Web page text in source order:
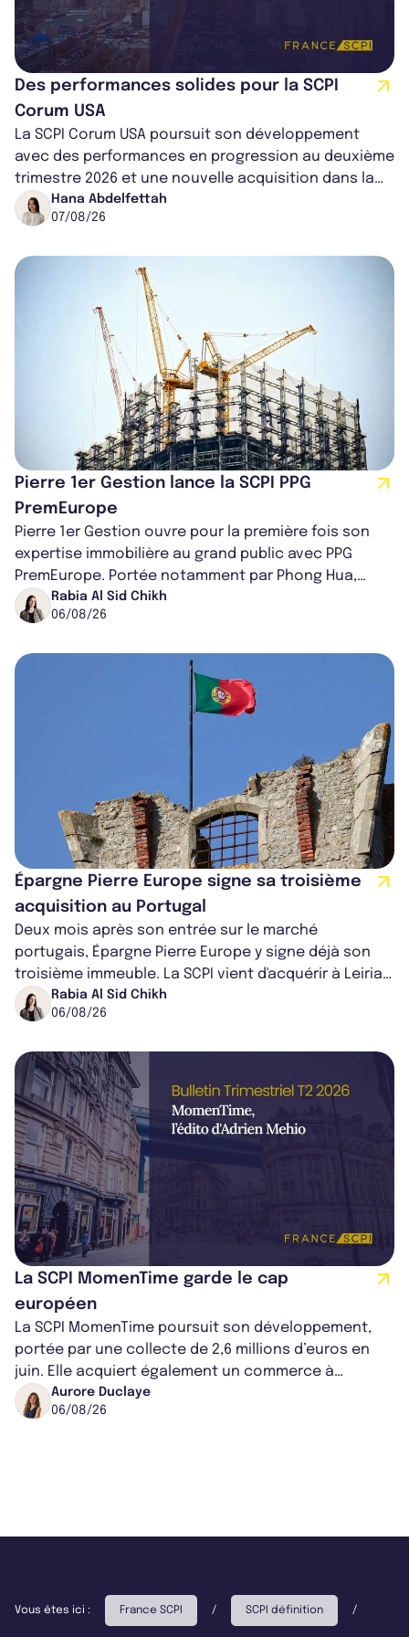
Des performances solides pour la SCPI
Corum USA
La SCPI Corum USA poursuit son développement
avec des performances en progression au deuxième
trimestre 2026 et une nouvelle acquisition dans la
région de Chicago. Entre hausse de...
Hana Abdelfettah
07/08/26
Pierre 1er Gestion lance la SCPI PPG
PremEurope
Pierre 1er Gestion ouvre pour la première fois son
expertise immobilière au grand public avec PPG
PremEurope. Portée notamment par Phong Hua,
ancien directeur des investissements d...
Rabia Al Sid Chikh
06/08/26
Épargne Pierre Europe signe sa troisième
acquisition au Portugal
Deux mois après son entrée sur le marché
portugais, Épargne Pierre Europe y signe déjà son
troisième immeuble. La SCPI vient d'acquérir à Leiria,
dans le centre du pays, un établis...
Rabia Al Sid Chikh
06/08/26
La SCPI MomenTime garde le cap
européen
La SCPI MomenTime poursuit son développement,
portée par une collecte de 2,6 millions d’euros en
juin. Elle acquiert également un commerce à
Worcester, place une plateforme logisti...
Aurore Duclaye
06/08/26
Vous êtes ici : France SCPI / SCPI définition /